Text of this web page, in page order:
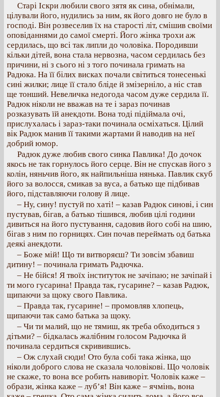
Старі Іскри любили свого зятя як сина, обнімали,
цілували його, нудились за ним, як його довго не було в
господі. Він розвеселив їх на старості літ, смішив своїми
оповіданнями до самої смерті. Його жінка трохи аж
сердилась, що всі так липли до чоловіка. Породивши
кільки дітей, вона стала нервозна, часом сердилась без
причини, ні з сього ні з того починала гримать на
Радюка. На її білих висках почали світиться тонесенькі
сині жилки; лице її стало бліде й змізерніло, а ніс став
ще тонший. Невеличка недогода часом дуже сердила її.
Радюк ніколи не вважав на те і зараз починав
розказувать їй анекдоти. Вона тоді підіймала очі,
прислухалась і зараз-таки починала осміхаться. Цілий
вік Радюк манив її такими жартами й наводив на неї
добрий юмор.
Радюк дуже любив свого синка Павлика! До дочок
якось не так горнулось його серце. Він не спускав його з
колін, няньчив його, як найпильніша нянька. Павлик скуб
його за волосся, смикав за вуса, а батько ще підбивав
його, підставляючи голову й лице.
– Ну, сину! пустуй по хаті! – казав Радюк синові, і син
пустував, бігав, а батько тішився, любив цілі години
дивиться на його пустування, садовив його собі на шию,
бігав з ним по горницях. Син почав переймать од батька
деякі анекдоти.
– Боже мій! Що ти витворяєш? Ти зовсім збавиш
дитину! – починала гримать Радючка.
– Не бійся! Я твоїх інституток не зачіпаю; не зачіпай і
ти мого гусарина! Правда так, гусарине? – казав Радюк,
щипаючи за щоку свого Павлика.
– Правда так, гусарине! – промовляв хлопець,
щипаючи так само батька за щоку.
– Чи ти малий, що не тямиш, як треба обходиться з
дітьми? – бідкалась жалібним голосом Радючка й
починала сердиться скривившись.
– Ож слухай сюди! Ото була собі така жінка, що
ніколи доброго слова не сказала чоловікові. Що чоловік
не скаже, то вона все робить навиворіт. Чоловік каже –
образи, жінка каже – луб’я! Він каже – ячмінь, вона